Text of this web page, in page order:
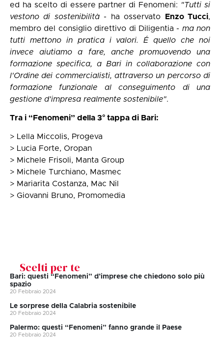
ed ha scelto di essere partner di Fenomeni: "Tutti si
vestono di sostenibilità- ha osservato Enzo Tucci,
membro del consiglio direttivo di Diligentia - ma non
tutti mettono in pratica i valori. É quello che noi
invece aiutiamo a fare, anche promuovendo una
formazione specifica, a Bari in collaborazione con
l'Ordine dei commercialisti, attraverso un percorso di
formazione funzionale al conseguimento di una
gestione d'impresa realmente sostenibile".
Tra i “Fenomeni” della 3° tappa di Bari:
> Lella Miccolis, Progeva
> Lucia Forte, Oropan
> Michele Frisoli, Manta Group
> Michele Turchiano, Masmec
> Mariarita Costanza, Mac Nil
> Giovanni Bruno, Promomedia
Scelti per te
Bari: questi “Fenomeni” d’imprese che chiedono solo più
spazio
20 Febbraio 2024
Le sorprese della Calabria sostenibile
20 Febbraio 2024
Palermo: questi “Fenomeni” fanno grande il Paese
20 Febbraio 2024